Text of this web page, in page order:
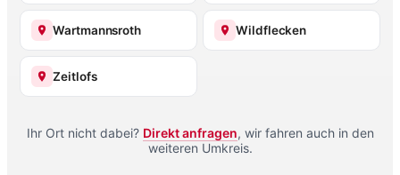
Wartmannsroth Wildflecken
Zeitlofs
Ihr Ort nicht dabei? Direkt anfragen, wir fahren auch in den
weiteren Umkreis.